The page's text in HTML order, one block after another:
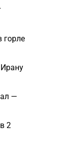
горле
—
2